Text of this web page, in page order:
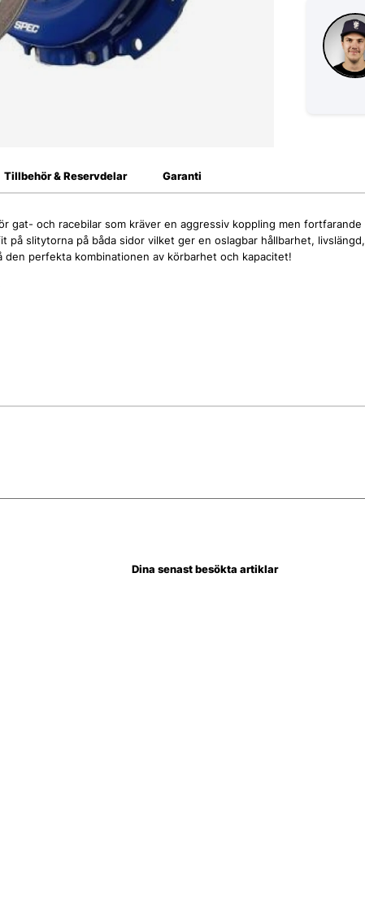
gat- och racebilar som kräver en aggressiv koppling men fortfarande
slitytorna på båda sidor vilket ger en oslagbar hållbarhet, livslängd,
perfekta kombinationen av körbarhet och kapacitet!
Tillbehör & Reservdelar Garanti
Dina senast besökta artiklar